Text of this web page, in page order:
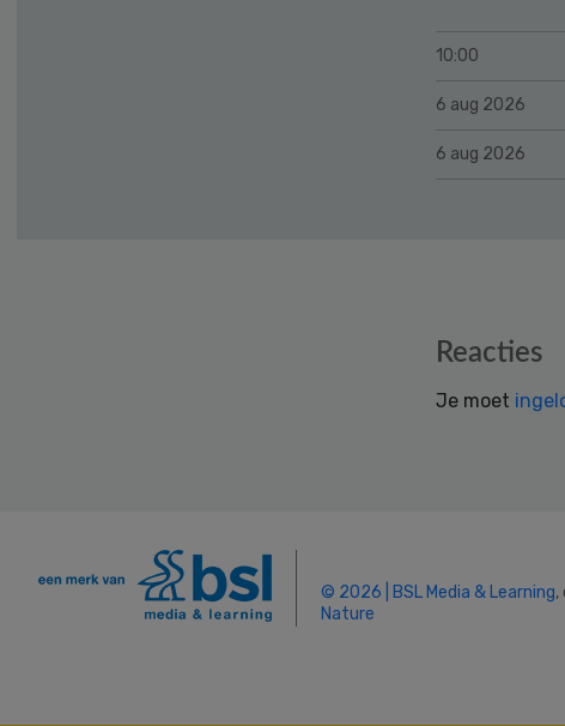
10:00
6 aug 2026
6 aug 2026
Reacties
Je moet
© 2026 | BSL Media & Learning,
Nature